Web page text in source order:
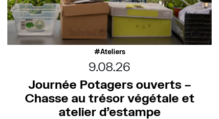
Ateliers
9.08.26
Journée Potagers ouverts –
Chasse au trésor végétale et
atelier d’estampe